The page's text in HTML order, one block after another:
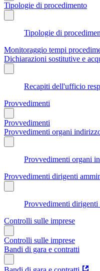
Tipologie di procedimento
Tipologie di
Monitoraggio tempi
Dichiarazioni sostitutive e
Recapiti dell'ufficio
Provvedimenti
Provvedimenti
Provvedimenti organi
Provvedimenti organi
Provvedimenti dirigenti
Provvedimenti dirigenti
Controlli sulle imprese
Controlli sulle imprese
Bandi di gara e contratti